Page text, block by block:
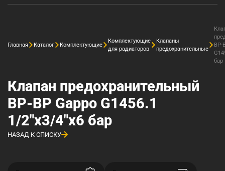
Главная Каталог Комплектующие
Комплектующие
для радиаторов
Клапаны
предохранительные
ВР-
бар
Клапан предохранительный
ВР-ВР Gappo G1456.1
1/2"x3/4"x6 бар
НАЗАД К СПИСКУ